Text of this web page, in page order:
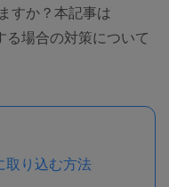
すか？本記事は
場合の対策について
取り込む方法